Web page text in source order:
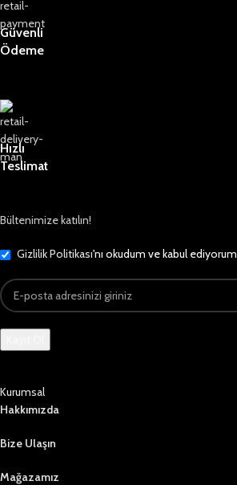
Güvenli
Ödeme
Hızlı
Teslimat
Bültenimize katılın!
Gizlilik Politikası'nı okudum ve kabul ediyorum
Kurumsal
Hakkımızda
Bize Ulaşın
Mağazamız